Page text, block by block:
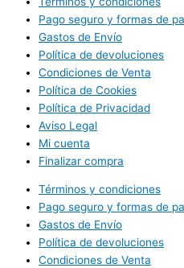
Pago seguro y formas de
Gastos de Envío
Política de devoluciones
Condiciones de Venta
Política de Cookies
Política de Privacidad
Aviso Legal
Mi cuenta
Finalizar compra
Términos y condiciones
Pago seguro y formas de
Gastos de Envío
Política de devoluciones
Condiciones de Venta